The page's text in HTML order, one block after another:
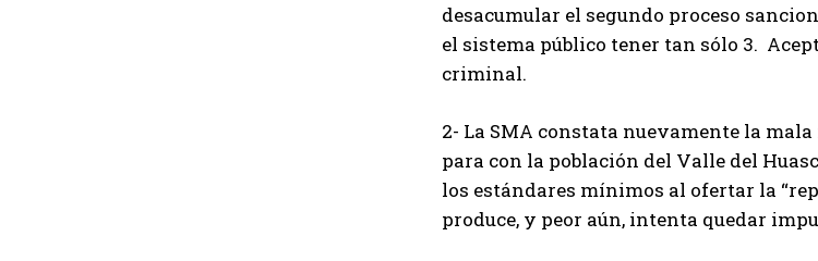
desacumular el segundo proceso
el sistema público tener tan sólo 3.
criminal.
2- La SMA constata nuevamente la
para con la población del Valle del
los estándares mínimos al ofertar la
produce, y peor aún, intenta quedar